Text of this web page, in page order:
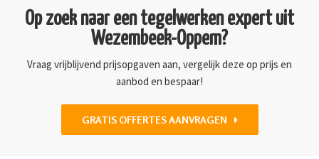
Op zoek naar een tegelwerken expert uit
Wezembeek-Oppem?
Vraag vrijblijvend prijsopgaven aan, vergelijk deze op prijs en
aanbod en bespaar!
GRATIS OFFERTES AANVRAGEN